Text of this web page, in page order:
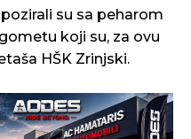
su sa peharom
koji su, za ovu
HŠK Zrinjski.